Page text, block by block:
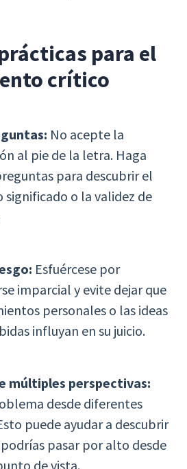
para el
crítico
No acepte la
al pie de la letra. Haga
para descubrir el
significado o la validez de
Esfuércese por
imparcial y evite dejar que
personales o las ideas
influyan en su juicio.
múltiples perspectivas:
desde diferentes
puede ayudar a descubrir
podrías pasar por alto desde
de vista.